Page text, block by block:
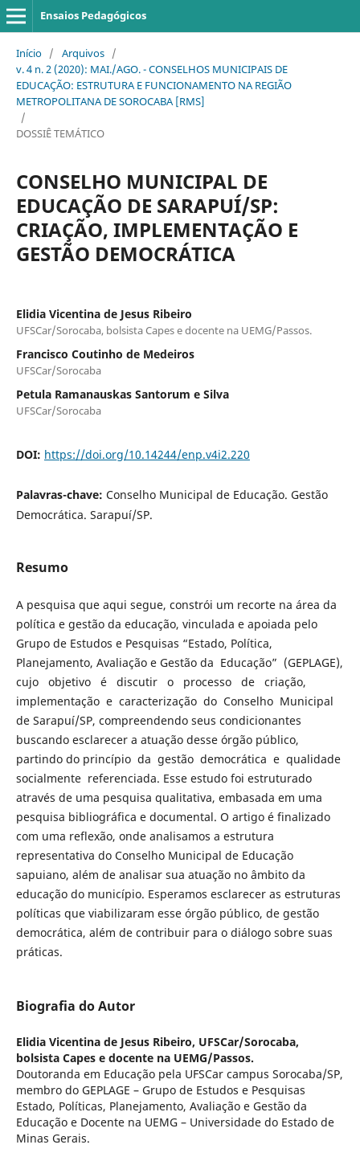
Ensaios Pedagógicos
Início / Arquivos /
v. 4 n. 2 (2020): MAI./AGO. - CONSELHOS MUNICIPAIS DE
EDUCAÇÃO: ESTRUTURA E FUNCIONAMENTO NA REGIÃO
METROPOLITANA DE SOROCABA [RMS]
/
DOSSIÊ TEMÁTICO
CONSELHO MUNICIPAL DE
EDUCAÇÃO DE SARAPUÍ/SP:
CRIAÇÃO, IMPLEMENTAÇÃO E
GESTÃO DEMOCRÁTICA
Elidia Vicentina de Jesus Ribeiro
UFSCar/Sorocaba, bolsista Capes e docente na UEMG/Passos.
Francisco Coutinho de Medeiros
UFSCar/Sorocaba
Petula Ramanauskas Santorum e Silva
UFSCar/Sorocaba
DOI: https://doi.org/10.14244/enp.v4i2.220
Palavras-chave: Conselho Municipal de Educação. Gestão
Democrática. Sarapuí/SP.
Resumo
A pesquisa que aqui segue, constrói um recorte na área da
política e gestão da educação, vinculada e apoiada pelo
Grupo de Estudos e Pesquisas “Estado, Política,
Planejamento, Avaliação e Gestão da Educação” (GEPLAGE),
cujo objetivo é discutir o processo de criação,
implementação e caracterização do Conselho Municipal
de Sarapuí/SP, compreendendo seus condicionantes
buscando esclarecer a atuação desse órgão público,
partindo do princípio da gestão democrática e qualidade
socialmente referenciada. Esse estudo foi estruturado
através de uma pesquisa qualitativa, embasada em uma
pesquisa bibliográfica e documental. O artigo é finalizado
com uma reflexão, onde analisamos a estrutura
representativa do Conselho Municipal de Educação
sapuiano, além de analisar sua atuação no âmbito da
educação do município. Esperamos esclarecer as estruturas
políticas que viabilizaram esse órgão público, de gestão
democrática, além de contribuir para o diálogo sobre suas
práticas.
Biografia do Autor
Elidia Vicentina de Jesus Ribeiro, UFSCar/Sorocaba,
bolsista Capes e docente na UEMG/Passos.
Doutoranda em Educação pela UFSCar campus Sorocaba/SP,
membro do GEPLAGE – Grupo de Estudos e Pesquisas
Estado, Políticas, Planejamento, Avaliação e Gestão da
Educação e Docente na UEMG – Universidade do Estado de
Minas Gerais.